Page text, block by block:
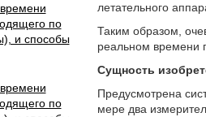
летательного
Таким образом,
реальном времени
Сущность
Предусмотрена
мере два